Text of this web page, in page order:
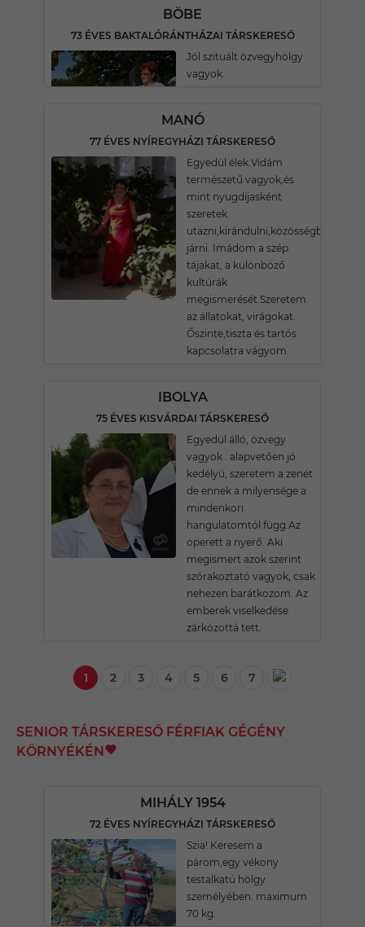
BÖBE
73 ÉVES BAKTALÓRÁNTHÁZAI TÁRSKERESŐ
Jól szituált özvegyhölgy
vagyok.
MANÓ
77 ÉVES NYÍREGYHÁZI TÁRSKERESŐ
Egyedül élek.Vidám
természetű vagyok,és
mint nyugdíjasként
szeretek
utazni,kirándulni,közösségbe
járni. Imádom a szép
tájakat, a különböző
kultúrák
megismerését.Szeretem
az állatokat, virágokat.
Őszinte,tiszta és tartós
kapcsolatra vágyom.
IBOLYA
75 ÉVES KISVÁRDAI TÁRSKERESŐ
Egyedül álló, özvegy
vagyok . alapvetően jó
kedélyü, szeretem a zenét
de ennek a milyensége a
mindenkori
hangulatomtól függ.Az
operett a nyerő. Aki
megismert azok szerint
szórakoztató vagyok, csak
nehezen barátkozom. Az
emberek viselkedése
zárkózottá tett.
1 2 3 4 5 6 7
SENIOR TÁRSKERESŐ FÉRFIAK GÉGÉNY
KÖRNYÉKÉN
MIHÁLY 1954
72 ÉVES NYÍREGYHÁZI TÁRSKERESŐ
Szia! Keresem a
párom,egy vékony
testalkatú hölgy
személyében. maximum
70 kg.